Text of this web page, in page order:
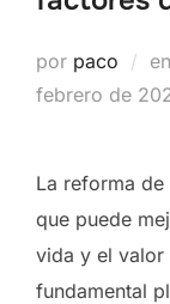
por paco en
febrero de
La reforma
que puede
vida y el valor
fundamental